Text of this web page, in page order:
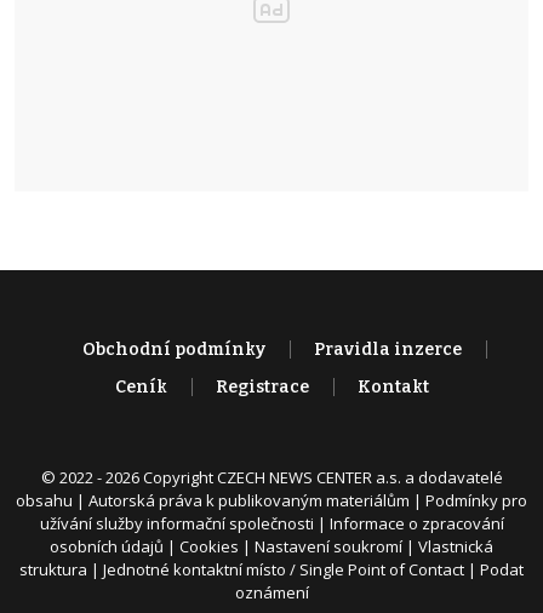
Obchodní podmínky
Pravidla inzerce
Ceník
Registrace Kontakt
© 2022 - 2026 Copyright CZECH NEWS CENTER a.s. a dodavatelé
obsahu | Autorská práva k publikovaným materiálům | Podmínky pro
užívání služby informační společnosti | Informace o zpracování
osobních údajů | Cookies | Nastavení soukromí | Vlastnická
struktura | Jednotné kontaktní místo / Single Point of Contact | Podat
oznámení